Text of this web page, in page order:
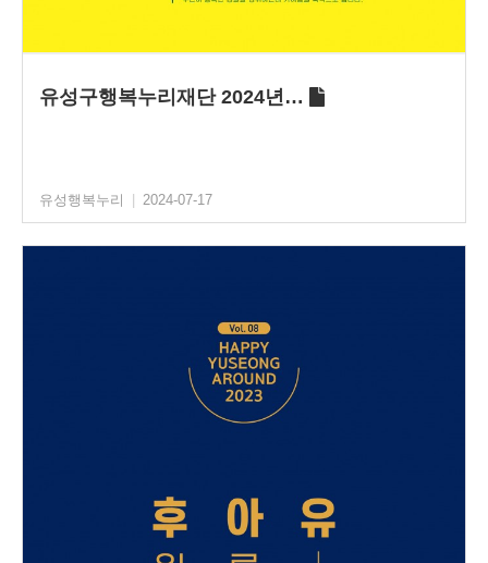
유성구행복누리재단 2024년…
유성행복누리 2024-07-17